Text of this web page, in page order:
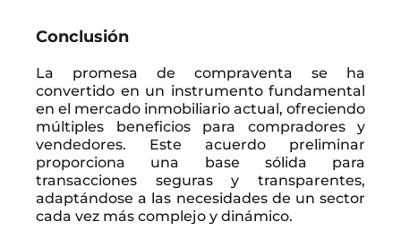
Conclusión
La promesa de compraventa se ha
convertido en un instrumento fundamental
en el mercado inmobiliario actual, ofreciendo
múltiples beneficios para compradores y
vendedores. Este acuerdo preliminar
proporciona una base sólida para
transacciones seguras y transparentes,
adaptándose a las necesidades de un sector
cada vez más complejo y dinámico.